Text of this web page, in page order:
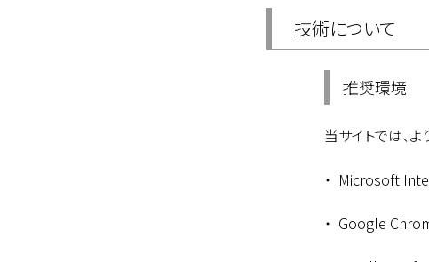
技術について
推奨環境
当サイトでは、
Microsoft
Google